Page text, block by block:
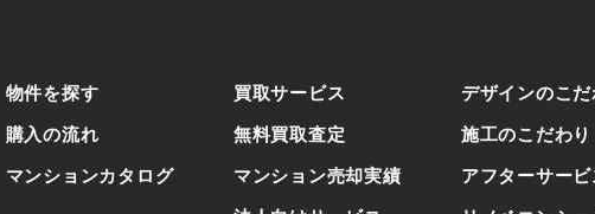
物件を探す
購入の流れ
マンションカタログ
買取サービス
無料買取査定
マンション売却実績
デザインのこだ
施工のこだわり
アフターサービ